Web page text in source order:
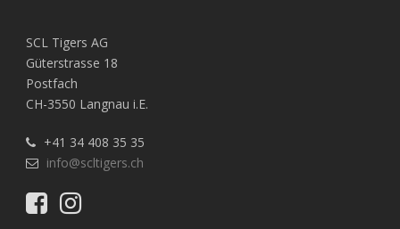
SCL Tigers AG
Güterstrasse 18
Postfach
CH-3550 Langnau i.E.
+41 34 408 35 35
info@scltigers.ch